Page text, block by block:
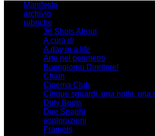
Manifesto
archivio
rubriche
36 Shots About
A cura di
A day in a life
Arte nel perimetro
Buongiorno Direttore!
Chain
Cinema Club
Cinque sguardi, una notte, una
Dirty Boots
Due Spaghi
esplorazioni
Framers